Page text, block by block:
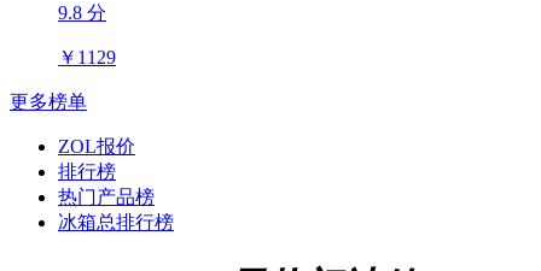
9.8 分
￥ 1129
更多榜单
ZOL报价
排行榜
热门产品榜
冰箱总排行榜